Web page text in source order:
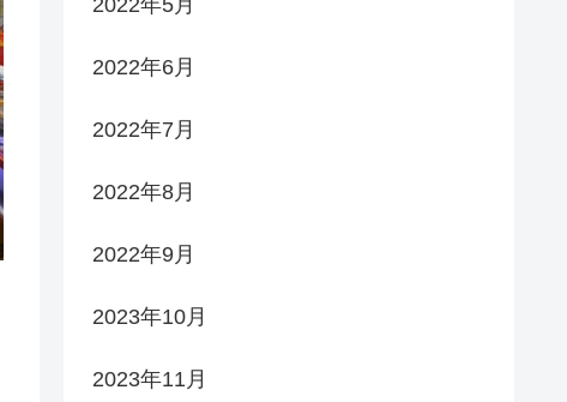
2022年6月
2022年7月
2022年8月
2022年9月
2023年10月
2023年11月